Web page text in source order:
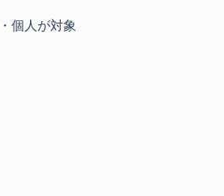
個人が対象